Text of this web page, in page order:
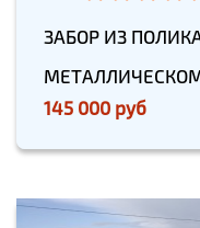
ЗАБОР ИЗ
145 000 руб